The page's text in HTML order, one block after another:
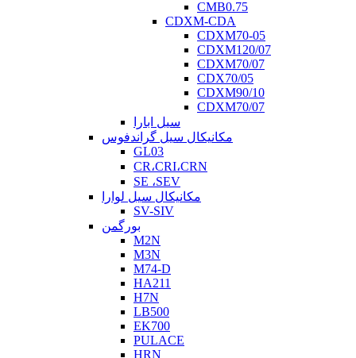
CMB0.75
CDXM-CDA
CDXM70-05
CDXM120/07
CDXM70/07
CDX70/05
CDXM90/10
CDXM70/07
سیل ابارا
مکانیکال سیل گراندفوس
GL03
CR،CRI،CRN
SE ،SEV
مکانیکال سیل لوارا
SV-SIV
بورگمن
M2N
M3N
M74-D
HA211
H7N
LB500
EK700
PULACE
HRN